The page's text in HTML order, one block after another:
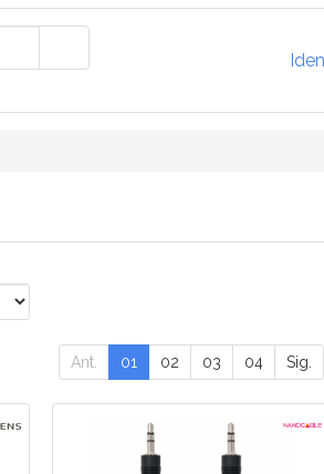
Ant. 01 02 03 04 Sig.